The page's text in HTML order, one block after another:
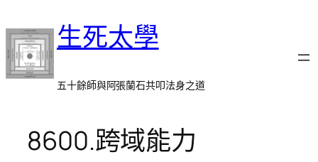
至
主
要
內
生死太學
五十餘師與阿張蘭石共叩法身之道
8600.跨域能力